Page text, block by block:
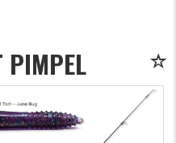
PIMPEL